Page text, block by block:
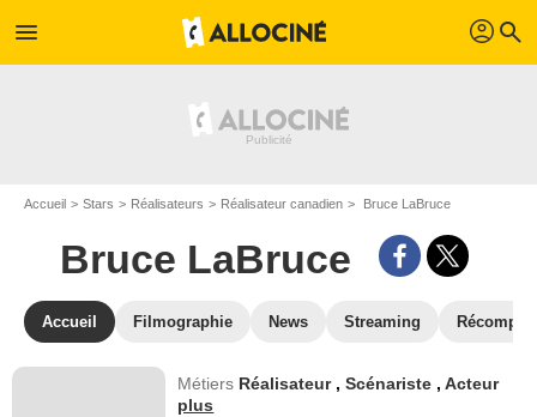
menu profil search
Accueil Stars Réalisateurs Réalisateur canadien Bruce LaBruce
Bruce LaBruce
Accueil Filmographie News Streaming
Métiers Réalisateur ,Scénariste ,Acteur
plus